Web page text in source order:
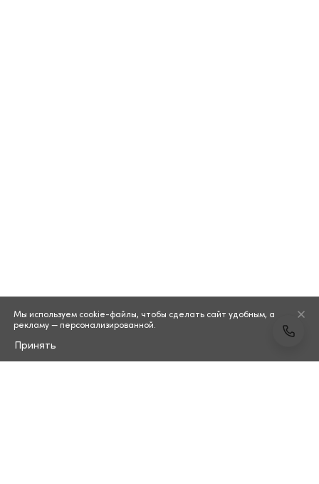
Мы используем cookie-файлы, чтобы сделать сайт удобным, а
рекламу — персонализированной.
Принять